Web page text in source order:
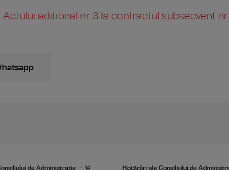
Actului aditional nr. 3 la contractul subsecvent
de Administraţie 14 Hotărâri ale Consiliului de